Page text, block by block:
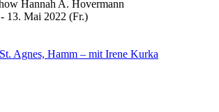
13. Mai 2022 (Fr.)
Agnes, Hamm – mit Irene Kurka